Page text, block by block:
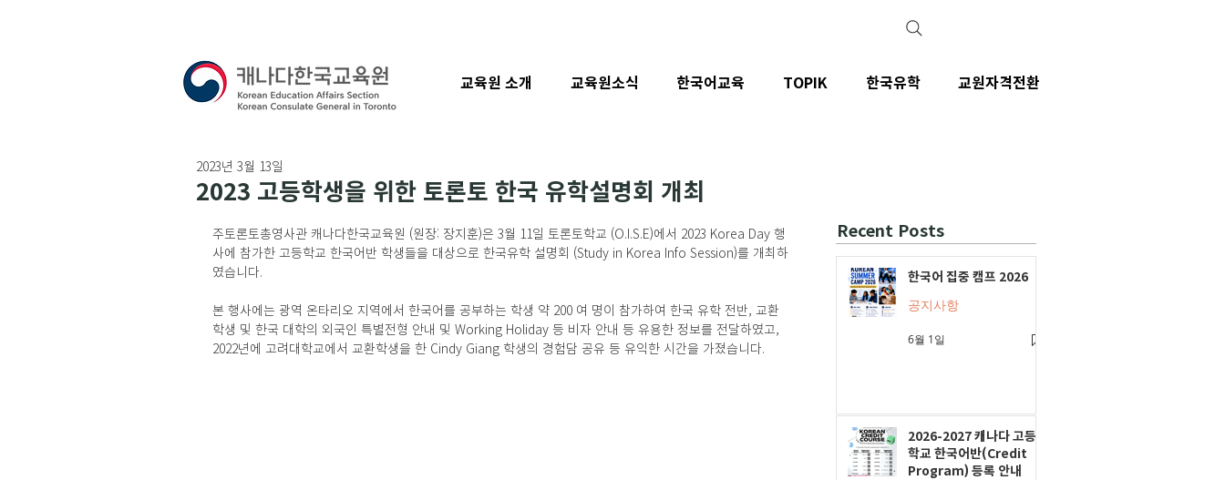
2023 고등학생을 위한 토론토 한국 유학설명회 개최
2023년 3월 13일
주토론토총영사관 캐나다한국교육원 (원장: 장지훈)은 3월 11일 토론토학교 (O.I.S.E)에서 2023 Korea Day 행
사에 참가한 고등학교 한국어반 학생들을 대상으로 한국유학 설명회 (Study in Korea Info Session)를 개최하
였습니다.
본 행사에는 광역 온타리오 지역에서 한국어를 공부하는 학생 약 200 여 명이 참가하여 한국 유학 전반, 교환
학생 및 한국 대학의 외국인 특별전형 안내 및 Working Holiday 등 비자 안내 등 유용한 정보를 전달하였고,
2022년에 고려대학교에서 교환학생을 한 Cindy Giang 학생의 경험담 공유 등 유익한 시간을 가졌습니다.
Recent Posts
한국어 집중 캠프 2026
공지사항
6월 1일
2026-2027 캐나다 고등
학교 한국어반(Credit
Program) 등록 안내
교육원 소개 교육원소식 한국어교육 TOPIK 한국유학 교원자격전환